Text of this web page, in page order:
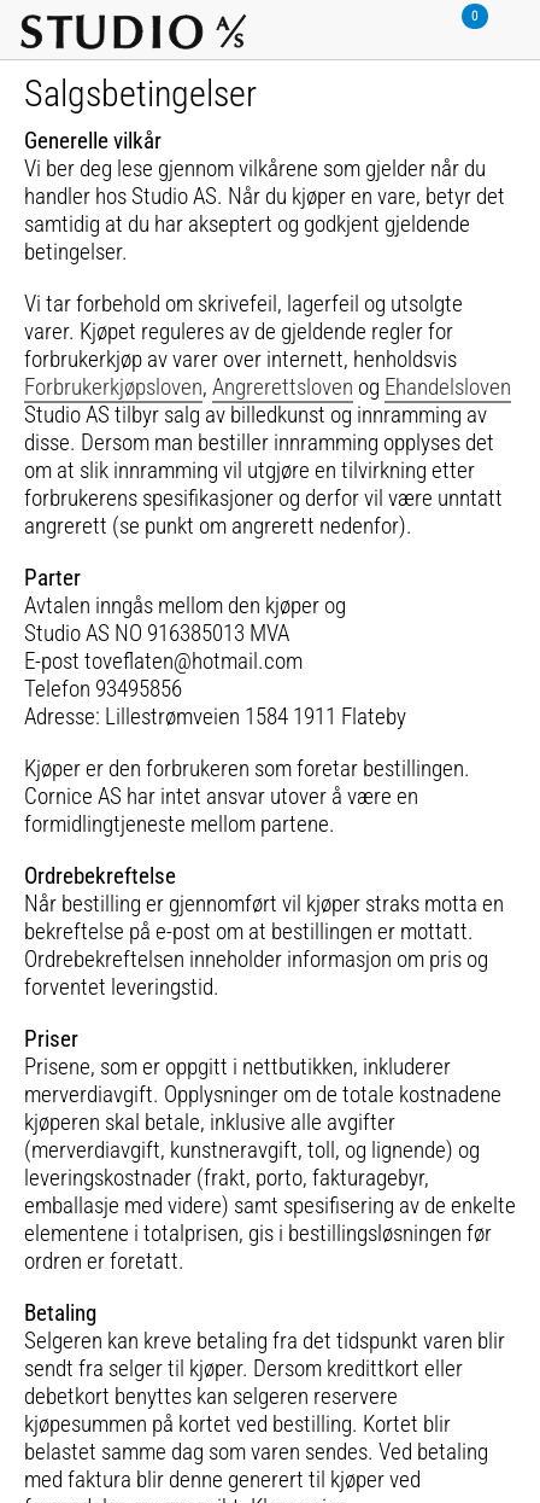
Salgsbetingelser
Generelle vilkår
Vi ber deg lese gjennom vilkårene som gjelder når du
handler hos Studio AS. Når du kjøper en vare, betyr det
samtidig at du har akseptert og godkjent gjeldende
betingelser.
Vi tar forbehold om skrivefeil, lagerfeil og utsolgte
varer. Kjøpet reguleres av de gjeldende regler for
forbrukerkjøp av varer over internett, henholdsvis
Forbrukerkjøpsloven, Angrerettsloven og Ehandelsloven
Studio AS tilbyr salg av billedkunst og innramming av
disse. Dersom man bestiller innramming opplyses det
om at slik innramming vil utgjøre en tilvirkning etter
forbrukerens spesifikasjoner og derfor vil være unntatt
angrerett (se punkt om angrerett nedenfor).
Parter
Avtalen inngås mellom den kjøper og
Studio AS NO 916385013 MVA
E-post toveflaten@hotmail.com
Telefon 93495856
Adresse: Lillestrømveien 1584 1911 Flateby
Kjøper er den forbrukeren som foretar bestillingen.
Cornice AS har intet ansvar utover å være en
formidlingtjeneste mellom partene.
Ordrebekreftelse
Når bestilling er gjennomført vil kjøper straks motta en
bekreftelse på e-post om at bestillingen er mottatt.
Ordrebekreftelsen inneholder informasjon om pris og
forventet leveringstid.
Priser
Prisene, som er oppgitt i nettbutikken, inkluderer
merverdiavgift. Opplysninger om de totale kostnadene
kjøperen skal betale, inklusive alle avgifter
(merverdiavgift, kunstneravgift, toll, og lignende) og
leveringskostnader (frakt, porto, fakturagebyr,
emballasje med videre) samt spesifisering av de enkelte
elementene i totalprisen, gis i bestillingsløsningen før
ordren er foretatt.
Betaling
Selgeren kan kreve betaling fra det tidspunkt varen blir
sendt fra selger til kjøper. Dersom kredittkort eller
debetkort benyttes kan selgeren reservere
kjøpesummen på kortet ved bestilling. Kortet blir
belastet samme dag som varen sendes. Ved betaling
med faktura blir denne generert til kjøper ved